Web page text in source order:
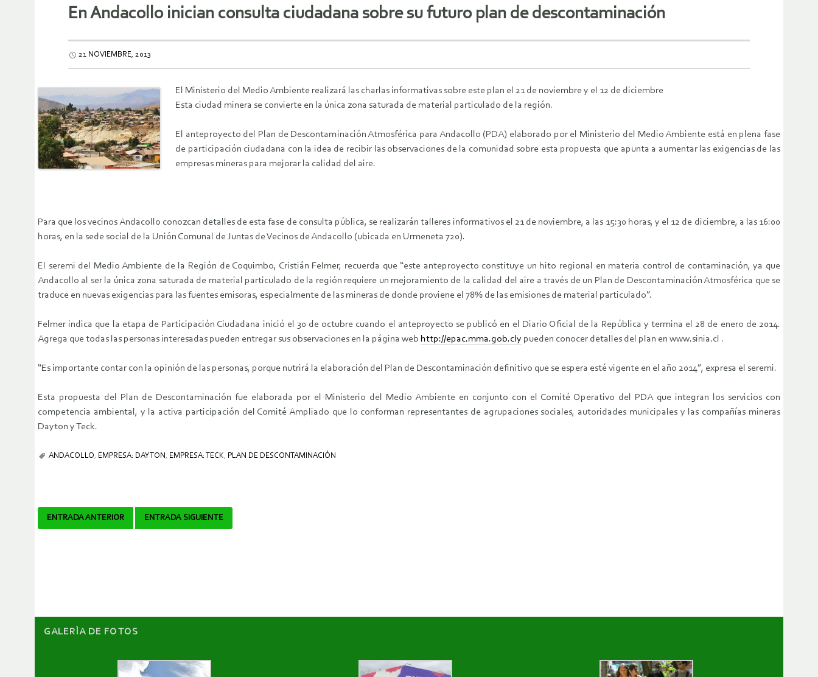
En Andacollo inician consulta ciudadana sobre su futuro plan de descontaminación
21 NOVIEMBRE, 2013
El Ministerio del Medio Ambiente realizará las charlas informativas sobre este plan el 21 de noviembre y el 12 de diciembre
Esta ciudad minera se convierte en la única zona saturada de material particulado de la región.
El anteproyecto del Plan de Descontaminación Atmosférica para Andacollo (PDA) elaborado por el Ministerio del Medio Ambiente está en plena fase
de participación ciudadana con la idea de recibir las observaciones de la comunidad sobre esta propuesta que apunta a aumentar las exigencias de las
empresas mineras para mejorar la calidad del aire.
Para que los vecinos Andacollo conozcan detalles de esta fase de consulta pública, se realizarán talleres informativos el 21 de noviembre, a las 15:30 horas, y el 12 de diciembre, a las 16:00
horas, en la sede social de la Unión Comunal de Juntas de Vecinos de Andacollo (ubicada en Urmeneta 720).
El seremi del Medio Ambiente de la Región de Coquimbo, Cristián Felmer, recuerda que “este anteproyecto constituye un hito regional en materia control de contaminación, ya que
Andacollo al ser la única zona saturada de material particulado de la región requiere un mejoramiento de la calidad del aire a través de un Plan de Descontaminación Atmosférica que se
traduce en nuevas exigencias para las fuentes emisoras, especialmente de las mineras de donde proviene el 78% de las emisiones de material particulado”.
Felmer indica que la etapa de Participación Ciudadana inició el 30 de octubre cuando el anteproyecto se publicó en el Diario Oficial de la República y termina el 28 de enero de 2014.
Agrega que todas las personas interesadas pueden entregar sus observaciones en la página web http://epac.mma.gob.cly pueden conocer detalles del plan en www.sinia.cl .
“Es importante contar con la opinión de las personas, porque nutrirá la elaboración del Plan de Descontaminación definitivo que se espera esté vigente en el año 2014”, expresa el seremi.
Esta propuesta del Plan de Descontaminación fue elaborada por el Ministerio del Medio Ambiente en conjunto con el Comité Operativo del PDA que integran los servicios con
competencia ambiental, y la activa participación del Comité Ampliado que lo conforman representantes de agrupaciones sociales, autoridades municipales y las compañías mineras
Dayton y Teck.
ANDACOLLO, EMPRESA: DAYTON , EMPRESA: TECK, PLAN DE DESCONTAMINACIÓN
Navegador
ENTRADA ANTERIOR ENTRADA SIGUIENTE
GALERÌA DE FOTOS